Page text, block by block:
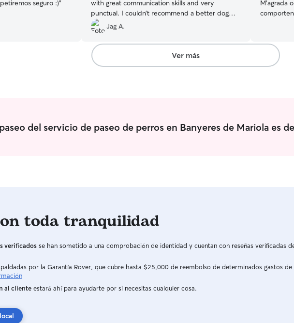
seguro :)”
with great communication skills and very
punctual. I couldn’t recommend a better dog
walker.”
Jag A.
M'agrada observar-los, veure com es
intuiem.
evolucionar
reefent el
rodona.O més. A mi
donar-los
i les
Ver más
del servicio de paseo de perros en Banyeres de Mariola es
toda tranquilidad
verificados se han sometido a una comprobación de identidad y cuentan con reseñas verificadas
por la Garantía Rover, que cubre hasta $25,000 de reembolso de determinados gastos de
al cliente estará ahí para ayudarte por si necesitas cualquier cosa.